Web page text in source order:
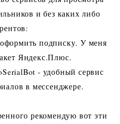
и без каких либо
подписку. У меня
Яндекс.Плюс.
- удобный сервис
в мессенджере.
рекомендую вот эти